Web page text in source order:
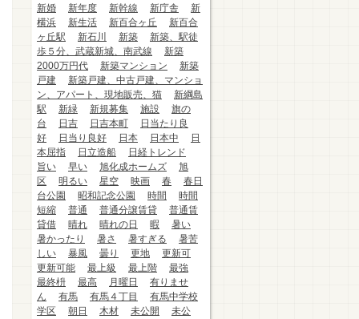
新婚
新年度 新幹線 新庁舎
新
横浜
新生活 新百合ヶ丘
新百合
ヶ丘駅
新石川 新築
新築、駅徒
歩５分、武蔵新城、南武線
新築
2000万円代
新築マンション
新築
戸建
新築戸建、中古戸建、マンショ
ン、アパート、現地販売、猫
新綱島
駅
新緑 新規募集 施設
旗の
台
日吉 日吉本町
日当たり良
好
日当り良好 日本 日本中
日
本屈指
日立造船
日経トレンド
旨い
早い 旭化成ホームズ
旭
区
明るい 星空 映画 春
春日
台公園
昭和記念公園 時間
時間
短縮
普通 普通分譲賃貸
普通賃
貸借
晴れ 晴れの日 暇
暑い
暑かったり
暑さ 暑すぎる
暑苦
しい
暴風 曇り 更地
更新可
更新可能
最上級 最上階
最強
最終枡
最高 月曜日
有りませ
ん
有馬 有馬４丁目
有馬中学校
学区
朝日 木材 未公開
未公